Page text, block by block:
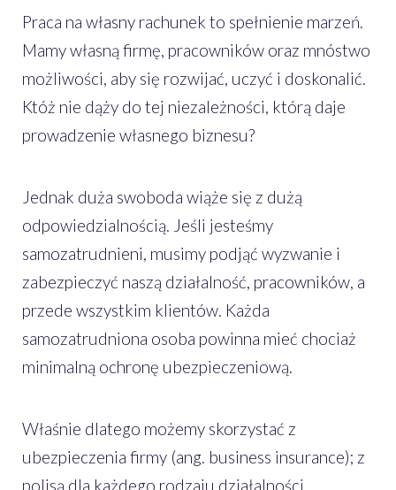
Praca na własny rachunek to spełnienie marzeń.
Mamy własną firmę, pracowników oraz mnóstwo
możliwości, aby się rozwijać, uczyć i doskonalić.
Któż nie dąży do tej niezależności, którą daje
prowadzenie własnego biznesu?
Jednak duża swoboda wiąże się z dużą
odpowiedzialnością. Jeśli jesteśmy
samozatrudnieni, musimy podjąć wyzwanie i
zabezpieczyć naszą działalność, pracowników, a
przede wszystkim klientów. Każda
samozatrudniona osoba powinna mieć chociaż
minimalną ochronę ubezpieczeniową.
Właśnie dlatego możemy skorzystać z
ubezpieczenia firmy (ang. business insurance); z
polisą dla każdego rodzaju działalności